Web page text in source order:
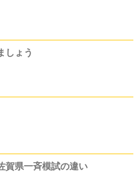
しょう
賀県一斉模試の違い